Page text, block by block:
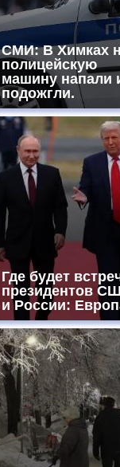
СМИ: В Химках
полицейскую
машину напали
подожгли.
Где будет
президентов
и России: